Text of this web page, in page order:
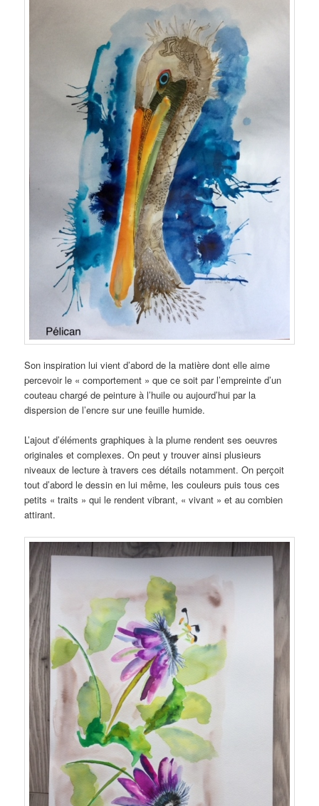
Son inspiration lui vient d’abord de la matière dont elle aime
percevoir le « comportement » que ce soit par l’empreinte d’un
couteau chargé de peinture à l’huile ou aujourd’hui par la
dispersion de l’encre sur une feuille humide.
L’ajout d’éléments graphiques à la plume rendent ses oeuvres
originales et complexes. On peut y trouver ainsi plusieurs
niveaux de lecture à travers ces détails notamment. On perçoit
tout d’abord le dessin en lui même, les couleurs puis tous ces
petits « traits » qui le rendent vibrant, « vivant » et au combien
attirant.